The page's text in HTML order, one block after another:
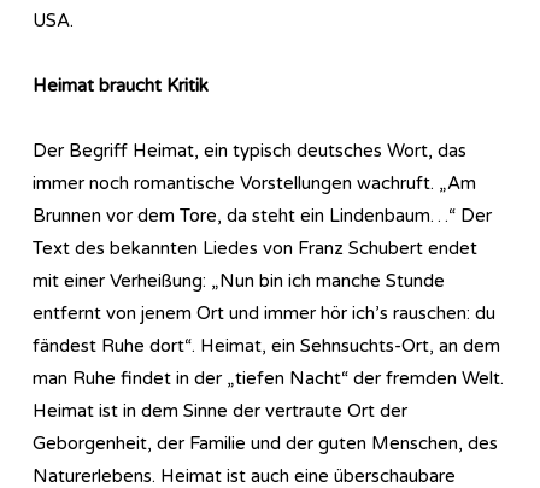
USA.
Heimat braucht Kritik
Der Begriff Heimat, ein typisch deutsches Wort, das
immer noch romantische Vorstellungen wachruft. „Am
Brunnen vor dem Tore, da steht ein Lindenbaum…“ Der
Text des bekannten Liedes von Franz Schubert endet
mit einer Verheißung: „Nun bin ich manche Stunde
entfernt von jenem Ort und immer hör ich’s rauschen: du
fändest Ruhe dort“. Heimat, ein Sehnsuchts-Ort, an dem
man Ruhe findet in der „tiefen Nacht“ der fremden Welt.
Heimat ist in dem Sinne der vertraute Ort der
Geborgenheit, der Familie und der guten Menschen, des
Naturerlebens. Heimat ist auch eine überschaubare